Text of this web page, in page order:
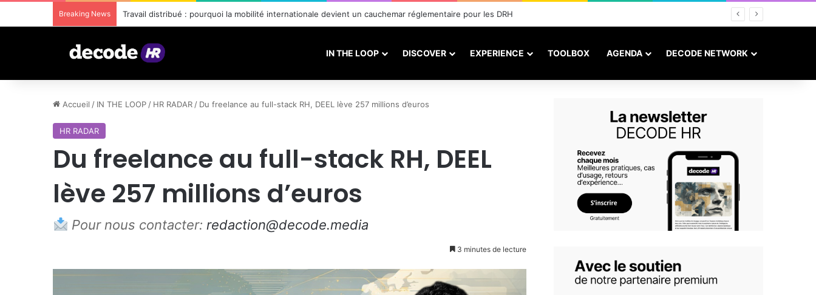
Breaking News Repenser la formation en entreprise : du LMS à une infrastructure de performance
IN THE LOOP DISCOVER EXPERIENCE TOOLBOX AGENDA DECODE NETWORK
Accueil / IN THE LOOP / HR RADAR / Du freelance au full-stack RH, DEEL lève 257 millions d’euros
HR RADAR
Du freelance au full-stack RH, DEEL
lève 257 millions d’euros
Pour nous contacter: redaction@decode.media
3 minutes de lecture